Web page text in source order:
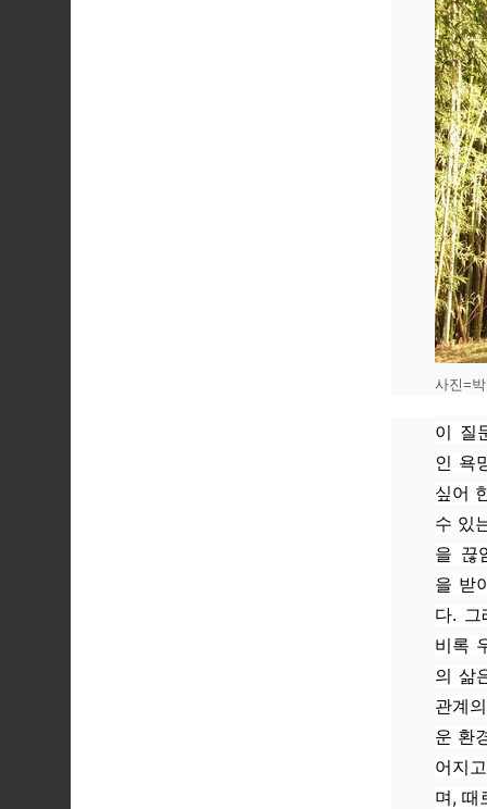
사진=
이 질
인 욕
싶어
수 있
을 끊
을 받
다.
비록
의 삶
관계
운 환
어지
며, 때